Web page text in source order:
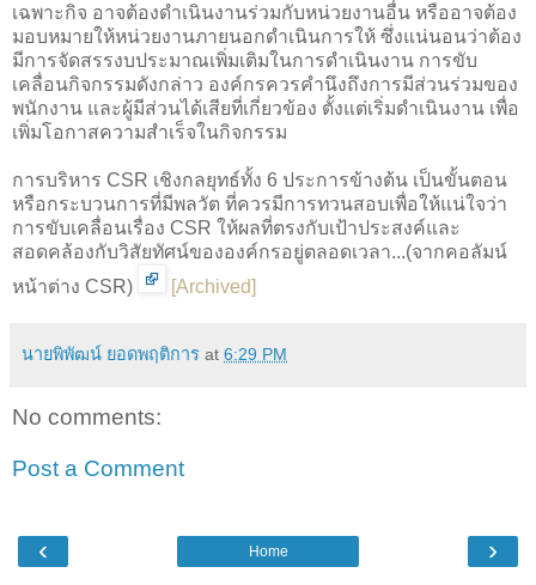
เฉพาะกิจ อาจต้องดำเนินงานร่วมกับหน่วยงานอื่น หรืออาจต้อง
มอบหมายให้หน่วยงานภายนอกดำเนินการให้ ซึ่งแน่นอนว่าต้อง
มีการจัดสรรงบประมาณเพิ่มเติมในการดำเนินงาน การขับ
เคลื่อนกิจกรรมดังกล่าว องค์กรควรคำนึงถึงการมีส่วนร่วมของ
พนักงาน และผู้มีส่วนได้เสียที่เกี่ยวข้อง ตั้งแต่เริ่มดำเนินงาน เพื่อ
เพิ่มโอกาสความสำเร็จในกิจกรรม
การบริหาร CSR เชิงกลยุทธ์ทั้ง 6 ประการข้างต้น เป็นขั้นตอน
หรือกระบวนการที่มีพลวัต ที่ควรมีการทวนสอบเพื่อให้แน่ใจว่า
การขับเคลื่อนเรื่อง CSR ให้ผลที่ตรงกับเป้าประสงค์และ
สอดคล้องกับวิสัยทัศน์ขององค์กรอยู่ตลอดเวลา...(จากคอลัมน์
หน้าต่าง CSR)
[Archived]
นายพิพัฒน์ ยอดพฤติการ at 6:29 PM
No comments:
Post a Comment
‹ ›
Home